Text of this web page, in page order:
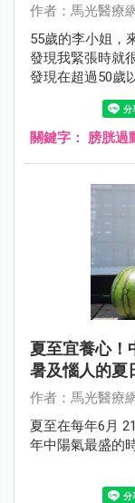
作者：馬光醫療
55歲的李小姐，
發現我緊張時就
發現在超過50歲
都不敢出去外面
了，很煩惱耶！
別疾病證型及患
關鍵字： 膀胱過
夏至宜養心！
暑及惱人的夏
作者：馬光醫療
夏至在每年6月
年中陽氣最盛的